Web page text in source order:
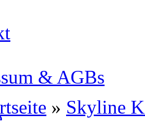
& AGBs
» Skyline